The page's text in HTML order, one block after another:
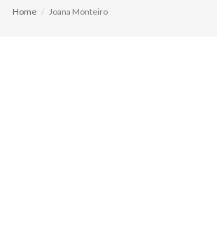
Home Joana Monteiro